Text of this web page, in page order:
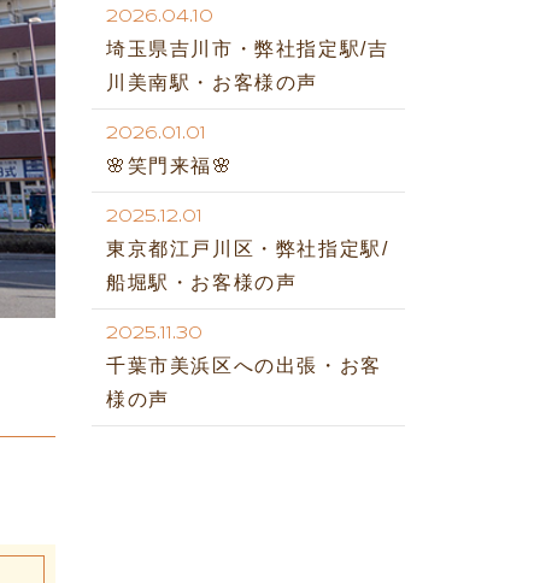
2026.04.10
埼玉県吉川市・弊社指定駅/吉
川美南駅・お客様の声
2026.01.01
🌸笑門来福🌸
2025.12.01
東京都江戸川区・弊社指定駅/
船堀駅・お客様の声
2025.11.30
千葉市美浜区への出張・お客
様の声